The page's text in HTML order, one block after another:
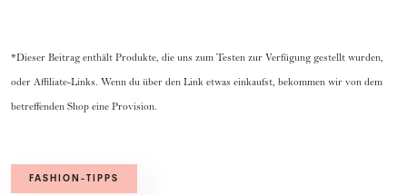
*Dieser Beitrag enthält Produkte, die uns zum Testen zur Verfügung gestellt wurden,
oder Affiliate-Links. Wenn du über den Link etwas einkaufst, bekommen wir von dem
betreffenden Shop eine Provision.
FASHION-TIPPS